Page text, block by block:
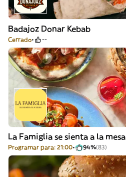
Badajoz Donar Kebab
Cerrado --
La Famiglia se sienta a la mesa
Programar para: 21:00 94%(83)